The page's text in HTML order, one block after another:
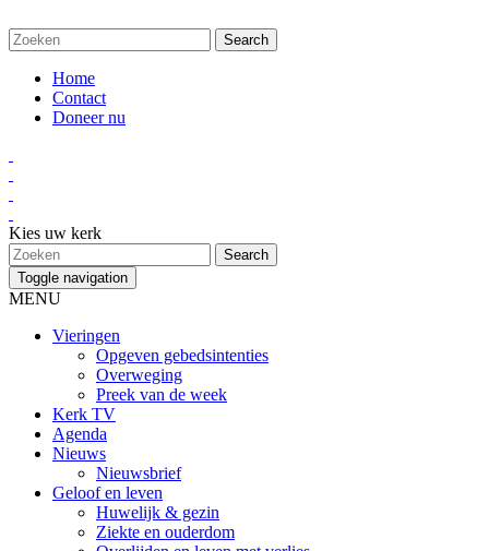
Home
Contact
Doneer nu
Kies uw kerk
Toggle navigation
MENU
Vieringen
Opgeven gebedsintenties
Overweging
Preek van de week
Kerk TV
Agenda
Nieuws
Nieuwsbrief
Geloof en leven
Huwelijk & gezin
Ziekte en ouderdom